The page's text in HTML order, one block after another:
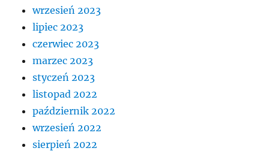
wrzesień 2023
lipiec 2023
czerwiec 2023
marzec 2023
styczeń 2023
listopad 2022
październik 2022
wrzesień 2022
sierpień 2022